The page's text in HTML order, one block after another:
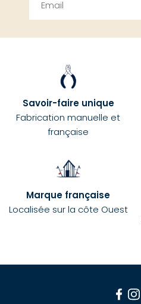
Savoir-faire unique
Fabrication manuelle et
française
Marque française
Localisée sur la côte Ouest